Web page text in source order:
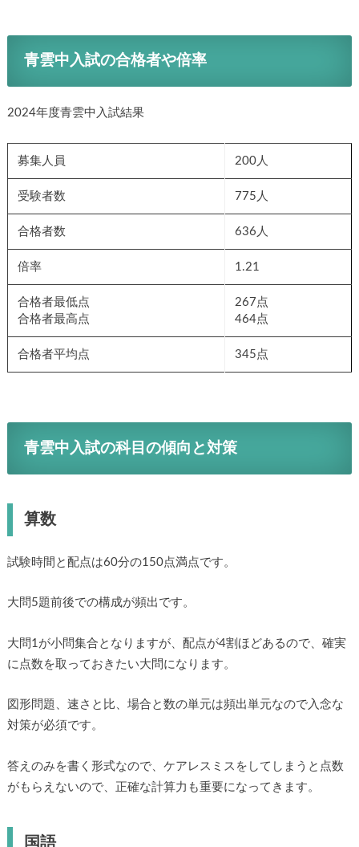
青雲中入試の合格者や倍率
2024年度青雲中入試結果
募集人員 200人
受験者数 775人
合格者数 636人
倍率 1.21
合格者最低点
合格者最高点
267点
464点
合格者平均点 345点
青雲中入試の科目の傾向と対策
算数
試験時間と配点は60分の150点満点です。
大問5題前後での構成が頻出です。
大問1が小問集合となりますが、配点が4割ほどあるので、確実
に点数を取っておきたい大問になります。
図形問題、速さと比、場合と数の単元は頻出単元なので入念な
対策が必須です。
答えのみを書く形式なので、ケアレスミスをしてしまうと点数
がもらえないので、正確な計算力も重要になってきます。
国語